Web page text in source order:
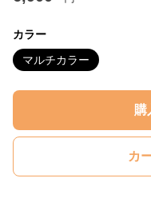
カラー
マルチカラー
購
カ